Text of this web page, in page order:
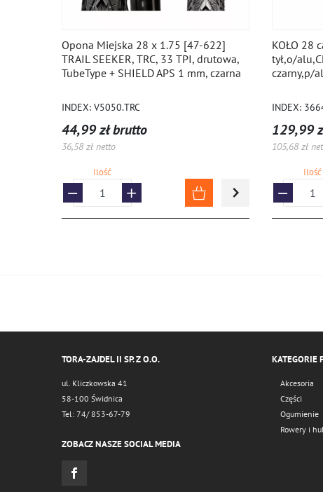
Opona Miejska 28 x 1.75 [47-622]
TRAIL SEEKER, TRC, 33 TPI, drutowa,
TubeType + SHIELD APS 1 mm, czarna
INDEX: V5050.TRC
44,99 zł brutto
36,58 zł netto
Ilość
KOŁO 28
tył,o/
czarny,p/
INDEX:
129,99
105,68 zł
Ilość
TORA-ZAJDEL II SP. Z O.O.
ul. Kliczkowska 41
58-100 Świdnica
Tel: 74/ 853-67-79
ZOBACZ NASZE SOCIAL MEDIA
KATEGORIE
Akcesoria
Części
Ogumienie
Rowery i